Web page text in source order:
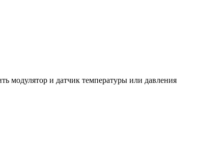
модулятор и датчик температуры или давления